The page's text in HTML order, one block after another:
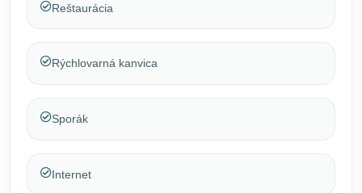
Reštaurácia
Rýchlovarná kanvica
Sporák
Internet